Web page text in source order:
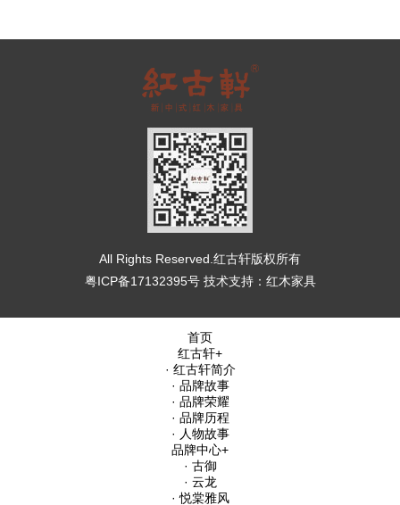
All Rights Reserved.红古轩版权所有
粤ICP备17132395号技术支持： 红木家具
首页
红古轩+
· 红古轩简介
· 品牌故事
· 品牌荣耀
· 品牌历程
· 人物故事
品牌中心+
· 古御
· 云龙
· 悦棠雅风